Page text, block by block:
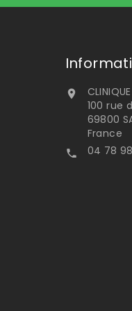

100 rue
69800
France
 04 78